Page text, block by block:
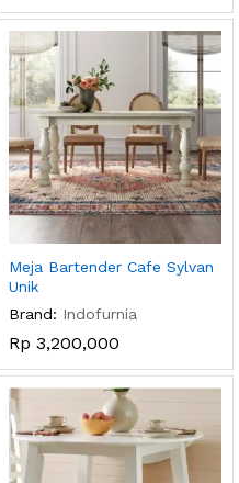
Meja Bartender Cafe Sylvan
Unik
Brand: Indofurnia
Rp 3,200,000